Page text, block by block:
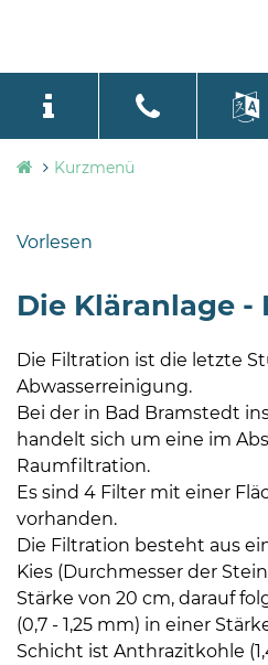
Stadtverwaltung
Bramstedt
24576 Bad
04192-
506-
zentrale@badbramstedt.de
Mo,
Di,
Fr
08
Uhr
language
Kurzmenü
Vorlesen
Die Kläranlage
Die Filtration ist die letzte
Abwasserreinigung.
Bei der in Bad Bramstedt
handelt sich um eine im
Raumfiltration.
Es sind 4 Filter mit einer
vorhanden.
Die Filtration besteht aus
Kies (Durchmesser der
Stärke von 20 cm, darauf
(0,7 - 1,25 mm) in einer
Schicht ist Anthrazitkohle